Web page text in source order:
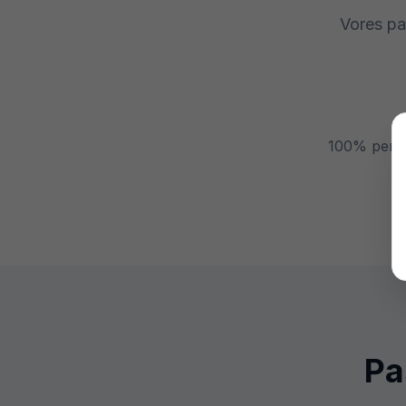
Vores
100%